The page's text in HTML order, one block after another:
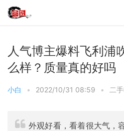
人气博主爆料飞利浦
么样？质量真的好吗
小白 • 2022/10/31 08:59 • 二
外观好看，看着很大气，